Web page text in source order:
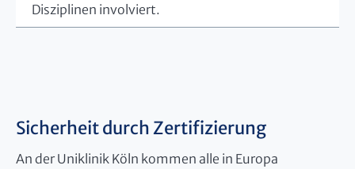
Disziplinen involviert.
Sicherheit durch Zertifizierung
An der Uniklinik Köln kommen alle in Europa